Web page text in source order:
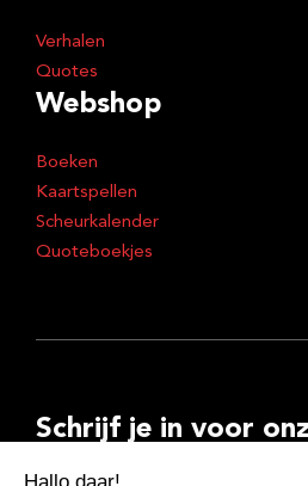
Verhalen
Quotes
Webshop
Boeken
Kaartspellen
Scheurkalender
Quoteboekjes
Schrijf je in voor